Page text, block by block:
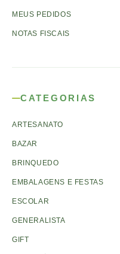
MEUS PEDIDOS
NOTAS FISCAIS
CATEGORIAS
ARTESANATO
BAZAR
BRINQUEDO
EMBALAGENS E FESTAS
ESCOLAR
GENERALISTA
GIFT